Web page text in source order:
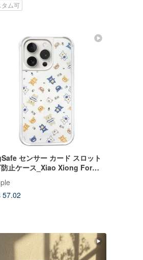
タム可
センサー カード スロット
止ケース_Xiao Xiong For
57.02